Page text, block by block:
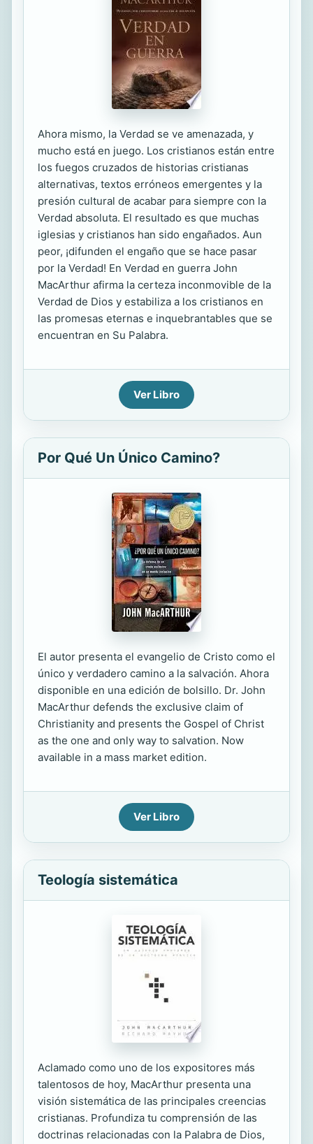
Ahora mismo, la Verdad se ve amenazada, y
mucho está en juego. Los cristianos están entre
los fuegos cruzados de historias cristianas
alternativas, textos erróneos emergentes y la
presión cultural de acabar para siempre con la
Verdad absoluta. El resultado es que muchas
iglesias y cristianos han sido engañados. Aun
peor, ¡difunden el engaño que se hace pasar
por la Verdad! En Verdad en guerra John
MacArthur afirma la certeza inconmovible de la
Verdad de Dios y estabiliza a los cristianos en
las promesas eternas e inquebrantables que se
encuentran en Su Palabra.
Ver Libro
Por Qué Un Único Camino?
El autor presenta el evangelio de Cristo como el
único y verdadero camino a la salvación. Ahora
disponible en una edición de bolsillo. Dr. John
MacArthur defends the exclusive claim of
Christianity and presents the Gospel of Christ
as the one and only way to salvation. Now
available in a mass market edition.
Ver Libro
Teología sistemática
Aclamado como uno de los expositores más
talentosos de hoy, MacArthur presenta una
visión sistemática de las principales creencias
cristianas. Profundiza tu comprensión de las
doctrinas relacionadas con la Palabra de Dios,